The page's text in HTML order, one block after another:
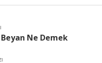
Ne Demek